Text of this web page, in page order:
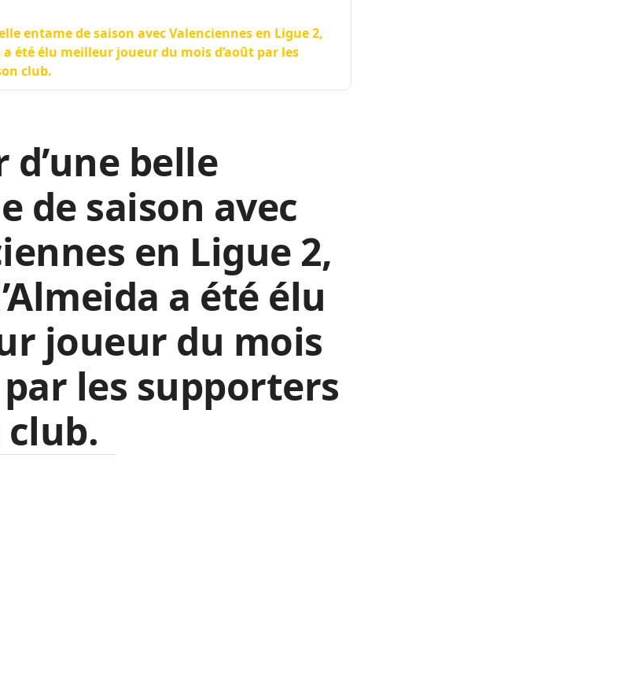
entame de saison avec Valenciennes en Ligue 2,
a été élu meilleur joueur du mois d’août par les
club.
belle
de saison avec
en Ligue 2,
a été élu
joueur du mois
par les supporters
club.